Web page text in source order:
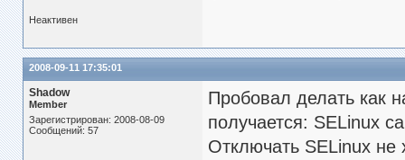
Неактивен
2008-09-11 17:35:01
Shadow
Member
Зарегистрирован: 2008-08-09
Сообщений: 57
Пробовал делать как
получается: SELinux
Отключать SELinux не